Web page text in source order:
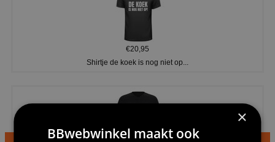
€20,95
Shirtje de koek is nog niet op...
×
BBwebwinkel maakt ook